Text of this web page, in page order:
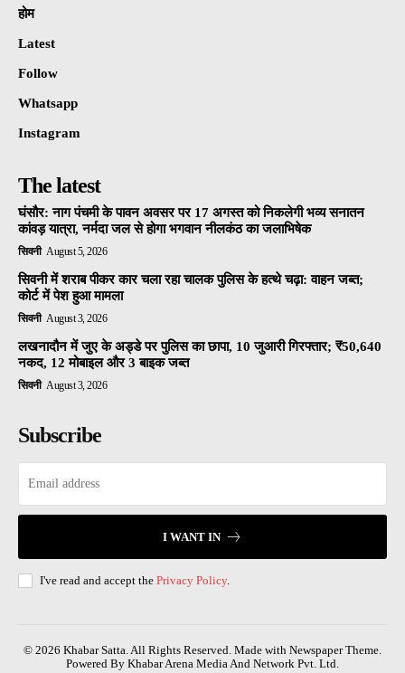
होम
Latest
Follow
Whatsapp
Instagram
The latest
घंसौर: नाग पंचमी के पावन अवसर पर 17 अगस्त को निकलेगी भव्य सनातन
कांवड़ यात्रा, नर्मदा जल से होगा भगवान नीलकंठ का जलाभिषेक
सिवनी August 5, 2026
सिवनी में शराब पीकर कार चला रहा चालक पुलिस के हत्थे चढ़ा: वाहन जब्त;
कोर्ट में पेश हुआ मामला
सिवनी August 3, 2026
लखनादौन में जुए के अड्डे पर पुलिस का छापा, 10 जुआरी गिरफ्तार; ₹50,640
नकद, 12 मोबाइल और 3 बाइक जब्त
सिवनी August 3, 2026
Subscribe
I WANT IN
I've read and accept the Privacy Policy.
© 2026 Khabar Satta. All Rights Reserved. Made with Newspaper Theme.
Powered By Khabar Arena Media And Network Pvt. Ltd.